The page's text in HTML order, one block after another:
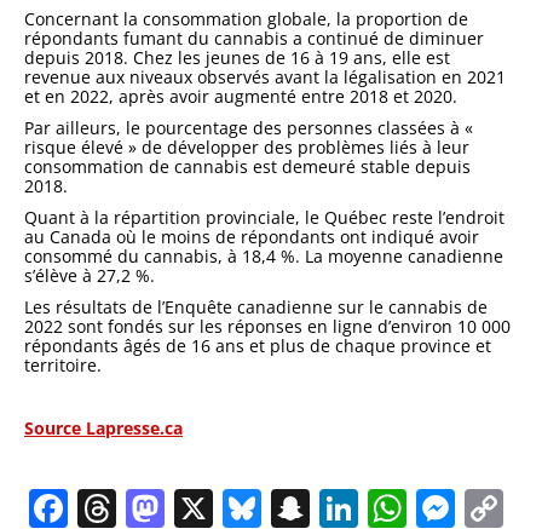
Concernant la consommation globale, la proportion de
répondants fumant du cannabis a continué de diminuer
depuis 2018. Chez les jeunes de 16 à 19 ans, elle est
revenue aux niveaux observés avant la légalisation en 2021
et en 2022, après avoir augmenté entre 2018 et 2020.
Par ailleurs, le pourcentage des personnes classées à «
risque élevé » de développer des problèmes liés à leur
consommation de cannabis est demeuré stable depuis
2018.
Quant à la répartition provinciale, le Québec reste l’endroit
au Canada où le moins de répondants ont indiqué avoir
consommé du cannabis, à 18,4 %. La moyenne canadienne
s’élève à 27,2 %.
Les résultats de l’Enquête canadienne sur le cannabis de
2022 sont fondés sur les réponses en ligne d’environ 10 000
répondants âgés de 16 ans et plus de chaque province et
territoire.
Source Lapresse.ca
Facebook
Threads
Mastodon
X Bluesky
Snapchat
LinkedIn